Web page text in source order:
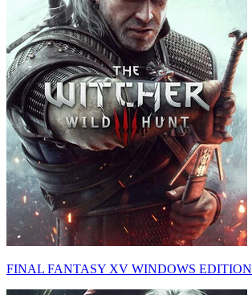
FINAL FANTASY XV WINDOWS EDITION